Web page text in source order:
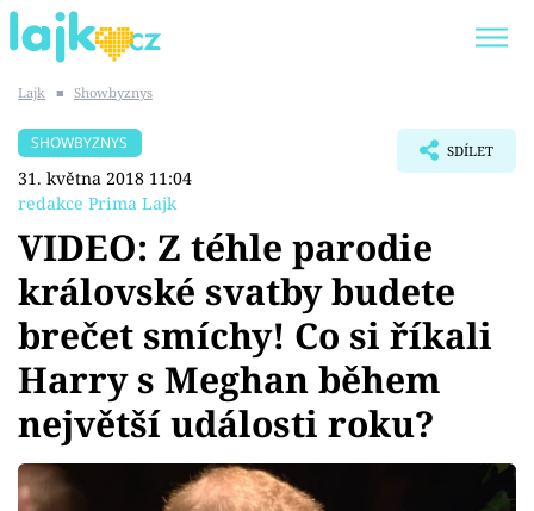
SHOPAHOLICADEL
Témata
Showbyznys
Youtubeři
Virály
Lajk ■ Showbyznys
SHOWBYZNYS
31. května 2018 11:04
redakce Prima Lajk
SDÍLET
VIDEO: Z téhle parodie
královské svatby budete
brečet smíchy! Co si říkali
Harry s Meghan během
největší události roku?